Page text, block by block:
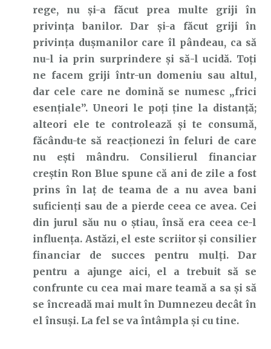
rege, nu și-a făcut prea multe griji în
privința banilor. Dar și-a făcut griji în
privința dușmanilor care îl pândeau, ca să
nu-l ia prin surprindere și să-l ucidă. Toți
ne facem griji într-un domeniu sau altul,
dar cele care ne domină se numesc „frici
esențiale”. Uneori le poți ține la distanță;
alteori ele te controlează și te consumă,
făcându-te să reacționezi în feluri de care
nu ești mândru. Consilierul financiar
creștin Ron Blue spune că ani de zile a fost
prins în laț de teama de a nu avea bani
suficienți sau de a pierde ceea ce avea. Cei
din jurul său nu o știau, însă era ceea ce-l
influența. Astăzi, el este scriitor și consilier
financiar de succes pentru mulți. Dar
pentru a ajunge aici, el a trebuit să se
confrunte cu cea mai mare teamă a sa și să
se încreadă mai mult în Dumnezeu decât în
el însuși. La fel se va întâmpla și cu tine.